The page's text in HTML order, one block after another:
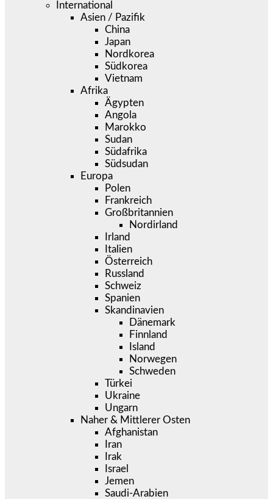
International
Asien / Pazifik
China
Japan
Nordkorea
Südkorea
Vietnam
Afrika
Ägypten
Angola
Marokko
Sudan
Südafrika
Südsudan
Europa
Polen
Frankreich
Großbritannien
Nordirland
Irland
Italien
Österreich
Russland
Schweiz
Spanien
Skandinavien
Dänemark
Finnland
Island
Norwegen
Schweden
Türkei
Ukraine
Ungarn
Naher & Mittlerer Osten
Afghanistan
Iran
Irak
Israel
Jemen
Saudi-Arabien